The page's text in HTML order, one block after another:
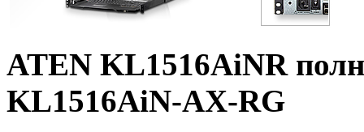
ATEN KL1516AiNR
KL1516AiN-AX-RG